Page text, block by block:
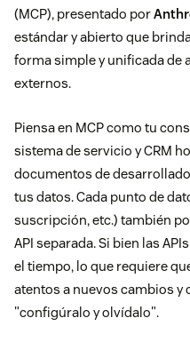
(MCP), presentado por
estándar y abierto que
forma simple y unificada de
externos.
Piensa en MCP como tu
sistema de servicio y CRM
documentos de
tus datos. Cada punto de
suscripción, etc.) también
API separada. Si bien las
el tiempo, lo que requiere
atentos a nuevos cambios y
"configúralo y olvídalo".